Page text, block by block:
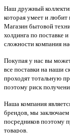
Наш дружный
которая умеет и
Магазин бытовой
холдинга по поставке
сложности компания
Покупая у нас вы
все поставки на наши
проходят тотальную
поэтому риск
Наша компания
брендов, мы
посредников поэтому
товаров.